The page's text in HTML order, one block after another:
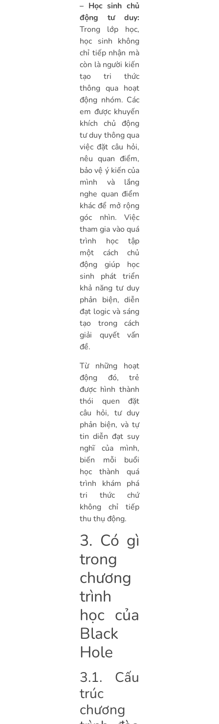
– Học sinh chủ
động tư duy:
Trong lớp học,
học sinh không
chỉ tiếp nhận mà
còn là người kiến
tạo tri thức
thông qua hoạt
động nhóm. Các
em được khuyến
khích chủ động
tư duy thông qua
việc đặt câu hỏi,
nêu quan điểm,
bảo vệ ý kiến của
mình và lắng
nghe quan điểm
khác để mở rộng
góc nhìn. Việc
tham gia vào quá
trình học tập
một cách chủ
động giúp học
sinh phát triển
khả năng tư duy
phản biện, diễn
đạt logic và sáng
tạo trong cách
giải quyết vấn
đề.
Từ những hoạt
động đó, trẻ
được hình thành
thói quen đặt
câu hỏi, tư duy
phản biện, và tự
tin diễn đạt suy
nghĩ của mình,
biến mỗi buổi
học thành quá
trình khám phá
tri thức chứ
không chỉ tiếp
thu thụ động.
3. Có gì
trong
chương
trình
học của
Black
Hole
3.1. Cấu
trúc
chương